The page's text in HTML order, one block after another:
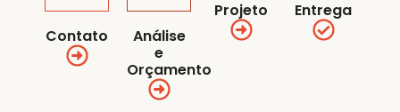
Contato
Análise
e
Orçamento
Projeto
Entrega